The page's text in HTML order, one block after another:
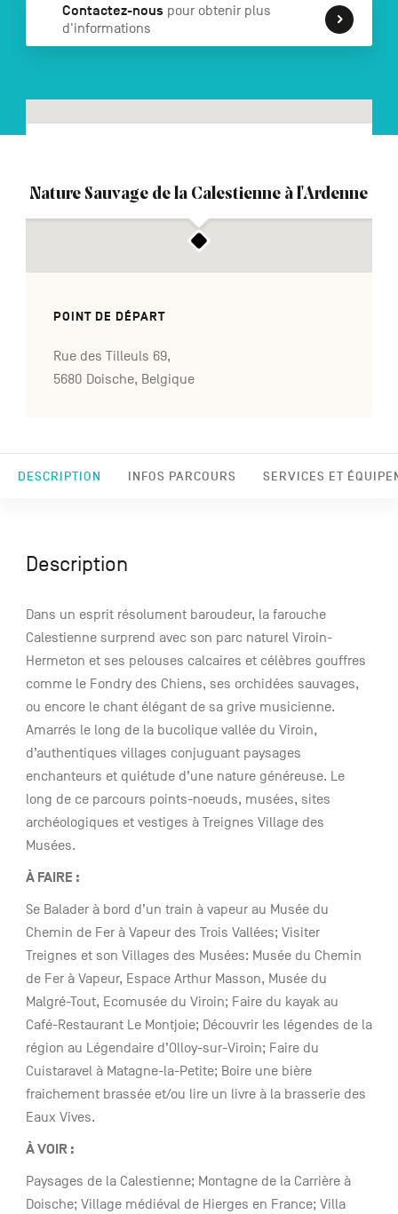
Contactez-nous pour obtenir plus
d'informations
DESCRIPTION INFOS PARCOURS SERVICES ET
Nature Sauvage de la Calestienne à l'Ardenne
POINT DE DÉPART
Rue des Tilleuls 69,
5680 Doische, Belgique
Description
Dans un esprit résolument baroudeur, la farouche
Calestienne surprend avec son parc naturel Viroin-
Hermeton et ses pelouses calcaires et célèbres gouffres
comme le Fondry des Chiens, ses orchidées sauvages,
ou encore le chant élégant de sa grive musicienne.
Amarrés le long de la bucolique vallée du Viroin,
d’authentiques villages conjuguant paysages
enchanteurs et quiétude d’une nature généreuse. Le
long de ce parcours points-noeuds, musées, sites
archéologiques et vestiges à Treignes Village des
Musées.
À FAIRE :
Se Balader à bord d’un train à vapeur au Musée du
Chemin de Fer à Vapeur des Trois Vallées; Visiter
Treignes et son Villages des Musées: Musée du Chemin
de Fer à Vapeur, Espace Arthur Masson, Musée du
Malgré-Tout, Ecomusée du Viroin; Faire du kayak au
Café-Restaurant Le Montjoie; Découvrir les légendes de la
région au Légendaire d’Olloy-sur-Viroin; Faire du
Cuistaravel à Matagne-la-Petite; Boire une bière
fraichement brassée et/ou lire un livre à la brasserie des
Eaux Vives.
ÀVOIR :
Paysages de la Calestienne; Montagne de la Carrière à
Doische; Village médiéval de Hierges en France; Villa